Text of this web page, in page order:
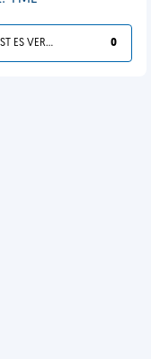
DU HAST ES VERDIENT 0